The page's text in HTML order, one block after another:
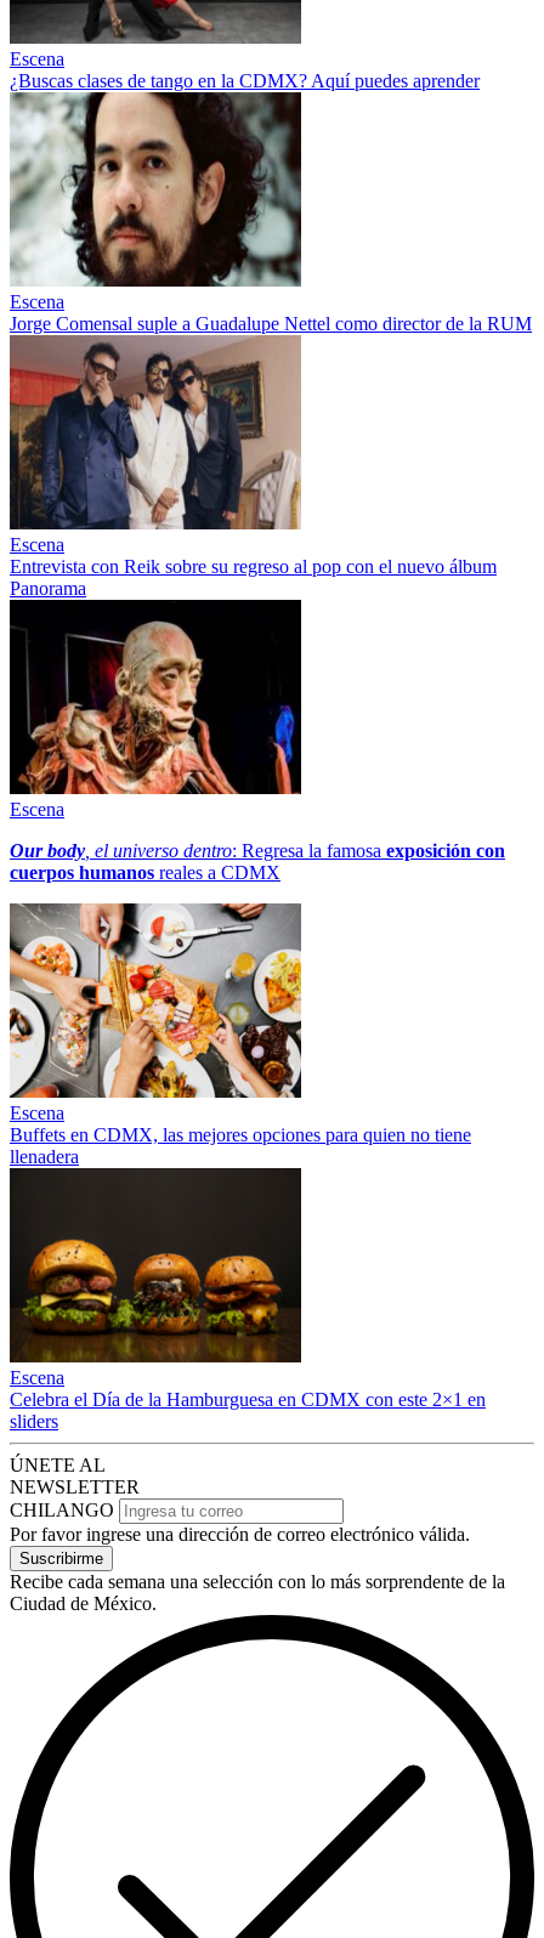
Escena
¿Buscas clases de tango en la CDMX? Aquí puedes aprender
Escena
Jorge Comensal suple a Guadalupe Nettel como director de la RUM
Escena
Entrevista con Reik sobre su regreso al pop con el nuevo álbum
Panorama
Escena
Our body , el universo dentro: Regresa la famosa exposición con
cuerpos humanos reales a CDMX
Escena
Buffets en CDMX, las mejores opciones para quien no tiene
llenadera
Escena
Celebra el Día de la Hamburguesa en CDMX con este 2×1 en
sliders
ÚNETE AL
NEWSLETTER
CHILANGO
Por favor ingrese una dirección de correo electrónico válida.
Suscribirme
Recibe cada semana una selección con lo más sorprendente de la
Ciudad de México.